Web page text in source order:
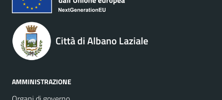
Città di Albano Laziale
AMMINISTRAZIONE